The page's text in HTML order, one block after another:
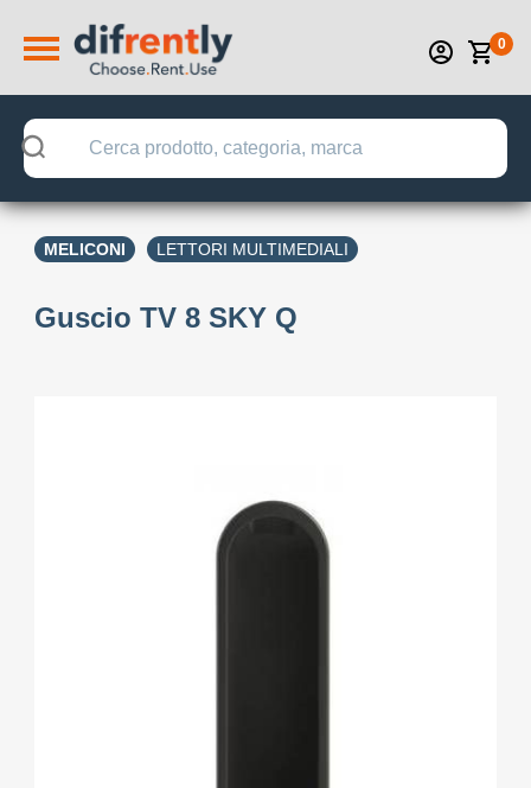
0
MELICONI LETTORI MULTIMEDIALI
Guscio TV 8 SKY Q